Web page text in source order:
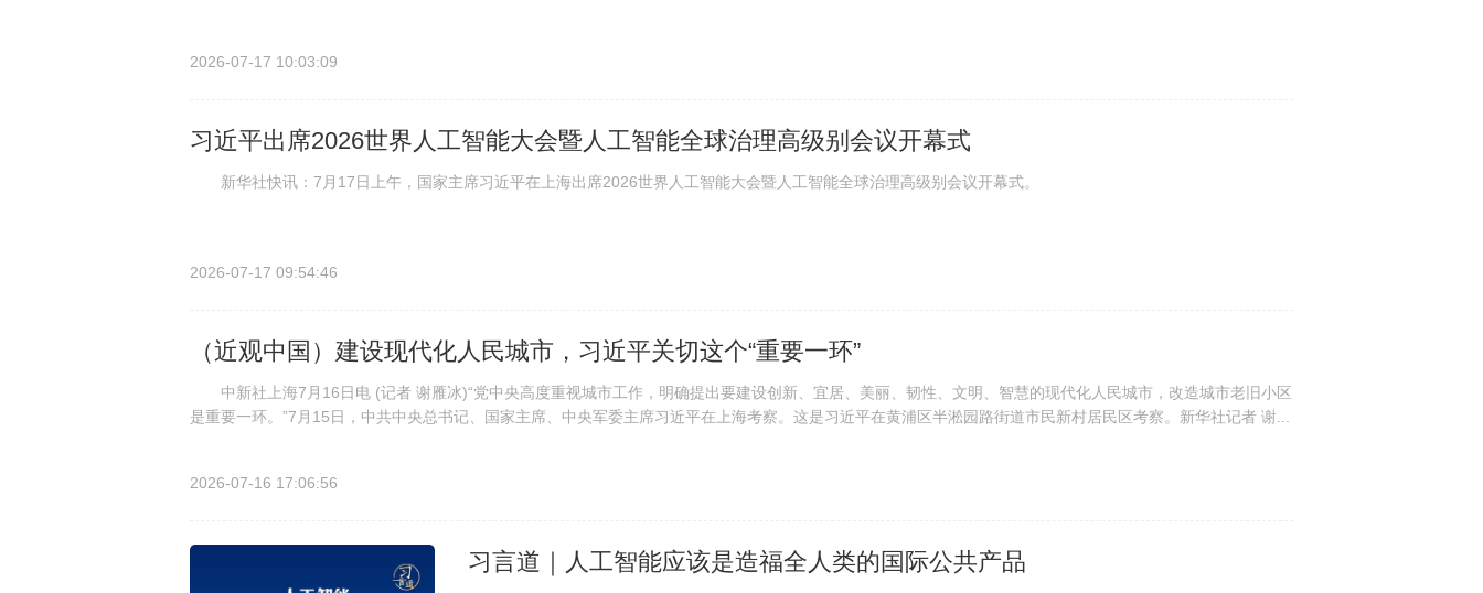
2026-07-17 10:03:09
习近平出席2026世界人工智能大会暨人工智能全球治理高级别会议开幕式
新华社快讯：7月17日上午，国家主席习近平在上海出席2026世界人工智能大会暨人工智能全球治理高级别会议开幕式。
2026-07-17 09:54:46
（近观中国）建设现代化人民城市，习近平关切这个“重要一环”
中新社上海7月16日电 (记者 谢雁冰)“党中央高度重视城市工作，明确提出要建设创新、宜居、美丽、韧性、文明、智慧的现代化人民城市，改造城市老旧小区
是重要一环。”7月15日，中共中央总书记、国家主席、中央军委主席习近平在上海考察。这是习近平在黄浦区半淞园路街道市民新村居民区考察。新华社记者 谢...
2026-07-16 17:06:56
习言道｜人工智能应该是造福全人类的国际公共产品